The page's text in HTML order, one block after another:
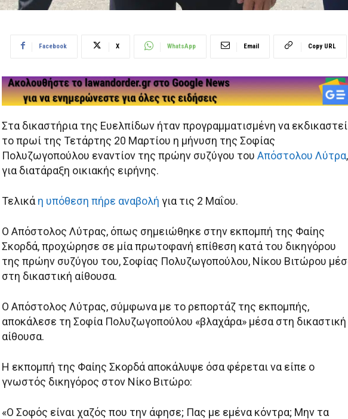
Facebook X WhatsApp Email Copy URL
Στα δικαστήρια της Ευελπίδων ήταν προγραμματισμένη να εκδικαστεί
το πρωί της Τετάρτης 20 Μαρτίου η μήνυση της Σοφίας
Πολυζωγοπούλου εναντίον της πρώην συζύγου του Απόστολου Λύτρα,
για διατάραξη οικιακής ειρήνης.
Τελικά η υπόθεση πήρε αναβολή για τις 2 Μαΐου.
Ο Απόστολος Λύτρας, όπως σημειώθηκε στην εκπομπή της Φαίης
Σκορδά, προχώρησε σε μία πρωτοφανή επίθεση κατά του δικηγόρου
της πρώην συζύγου του, Σοφίας Πολυζωγοπούλου, Νίκου Βιτώρου
στη δικαστική αίθουσα.
Ο Απόστολος Λύτρας, σύμφωνα με το ρεπορτάζ της εκπομπής,
αποκάλεσε τη Σοφία Πολυζωγοπούλου «βλαχάρα» μέσα στη δικαστική
αίθουσα.
Η εκπομπή της Φαίης Σκορδά αποκάλυψε όσα φέρεται να είπε ο
γνωστός δικηγόρος στον Νίκο Βιτώρο:
«Ο Σοφός είναι χαζός που την άφησε; Πας με εμένα κόντρα; Μην τα